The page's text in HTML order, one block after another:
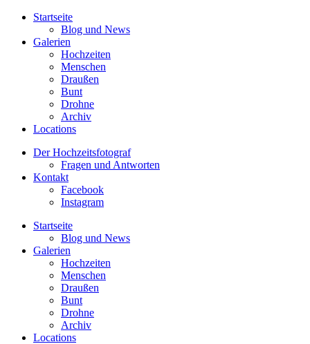
Startseite
Blog und News
Galerien
Hochzeiten
Menschen
Draußen
Bunt
Drohne
Archiv
Locations
Der Hochzeitsfotograf
Fragen und Antworten
Kontakt
Facebook
Instagram
Startseite
Blog und News
Galerien
Hochzeiten
Menschen
Draußen
Bunt
Drohne
Archiv
Locations